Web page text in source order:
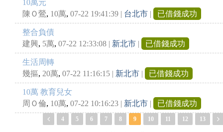
10萬元
陳Ｏ鶯, 10萬, 07-22 19:41:39 | 台北市 | 已借錢成功
整合負債
建興, 5萬, 07-22 12:33:08 | 新北市 | 已借錢成功
生活周轉
幾摳, 20萬, 07-22 11:16:15 | 新北市 | 已借錢成功
10萬 教育兒女
周Ｏ倫, 10萬, 07-22 10:16:23 | 新北市 | 已借錢成功
4 5 6 7 8 9 10 11 12 13